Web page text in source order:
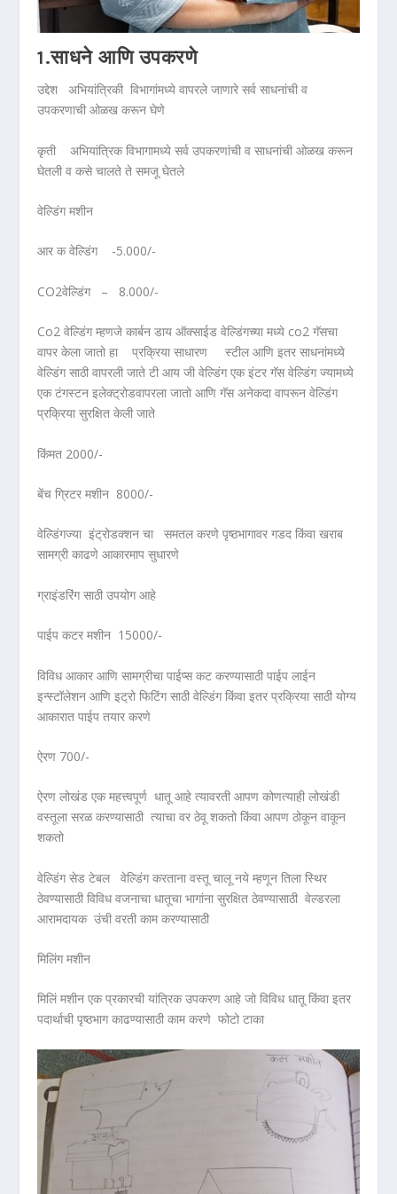
1.साधने आणि उपकरणे
उद्देश अभियांत्रिकी विभागांमध्ये वापरले जाणारे सर्व साधनांची व
उपकरणाची ओळख करून घेणे
कृती अभियांत्रिक विभागामध्ये सर्व उपकरणांची व साधनांची ओळख करून
घेतली व कसे चालते ते समजू घेतले
वेल्डिंग मशीन
आर क वेल्डिंग -5.000/-
CO2वेल्डिंग – 8.000/-
Co2 वेल्डिंग म्हणजे कार्बन डाय ऑक्साईड वेल्डिंगच्या मध्ये co2 गॅसचा
वापर केला जातो हा प्रक्रिया साधारण स्टील आणि इतर साधनांमध्ये
वेल्डिंग साठी वापरली जाते टी आय जी वेल्डिंग एक इंटर गॅस वेल्डिंग ज्यामध्ये
एक टंगस्टन इलेक्ट्रोडवापरला जातो आणि गॅस अनेकदा वापरून वेल्डिंग
प्रक्रिया सुरक्षित केली जाते
किंमत 2000/-
बेंच ग्रिटर मशीन 8000/-
वेल्डिंगज्या इंट्रोडक्शन चा समतल करणे पृष्ठभागावर गडद किंवा खराब
सामग्री काढणे आकारमाप सुधारणे
ग्राइंडरिंग साठी उपयोग आहे
पाईप कटर मशीन 15000/-
विविध आकार आणि सामग्रीचा पाईप्स कट करण्यासाठी पाईप लाईन
इन्स्टॉलेशन आणि इट्रो फिटिंग साठी वेल्डिंग किंवा इतर प्रक्रिया साठी योग्य
आकारात पाईप तयार करणे
ऐरण 700/-
ऐरण लोखंड एक महत्त्वपूर्ण धातू आहे त्यावरती आपण कोणत्याही लोखंडी
वस्तूला सरळ करण्यासाठी त्याचा वर ठेवू शकतो किंवा आपण ठोकून वाकून
शकतो
वेल्डिंग सेड टेबल वेल्डिंग करताना वस्तू चालू नये म्हणून तिला स्थिर
ठेवण्यासाठी विविध वजनाचा धातूचा भागांना सुरक्षित ठेवण्यासाठी वेल्डरला
आरामदायक उंची वरती काम करण्यासाठी
मिलिंग मशीन
मिलिं मशीन एक प्रकारची यांत्रिक उपकरण आहे जो विविध धातू किंवा इतर
पदार्थाची पृष्ठभाग काढण्यासाठी काम करणे फोटो टाका